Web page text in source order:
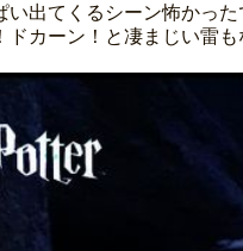
い出てくるシーン怖かった
ドカーン！と凄まじい雷